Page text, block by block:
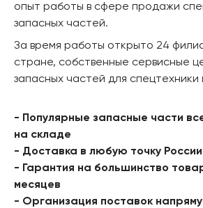
опыт работы в сфере продажи
запасных частей.
За время работы открыто 24
стране, собственные сервисные
запасных частей для спецтехники
- Популярные запасные части
на складе
- Доставка в любую точку России
- Гарантия на большинство
месяцев
- Организация поставок